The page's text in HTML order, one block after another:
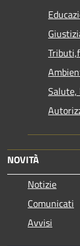
Salute,
NOVITÀ
Notizie
Comunicati
Avvisi